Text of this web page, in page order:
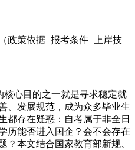
政策依据+报考条件+上岸技
心目的之一就是寻求稳定就
、发展规范，成为众多毕业生
都存在疑惑：自考属于非全日
历能否进入国企？会不会存在
？本文结合国家教育部新规、